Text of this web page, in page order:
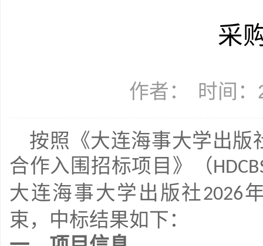
采
作者： 时间
按照《大连海事大学出版
合作入围招标项目》（
大连海事大学出版社2026
束，中标结果如下：